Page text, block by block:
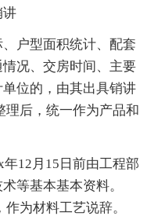
讲
户型面积统计、配套
况、交房时间、主要
位的，由其出具销讲
后，统一作为产品和
12月15日前由工程部
等基本基本资料。
为材料工艺说辞。